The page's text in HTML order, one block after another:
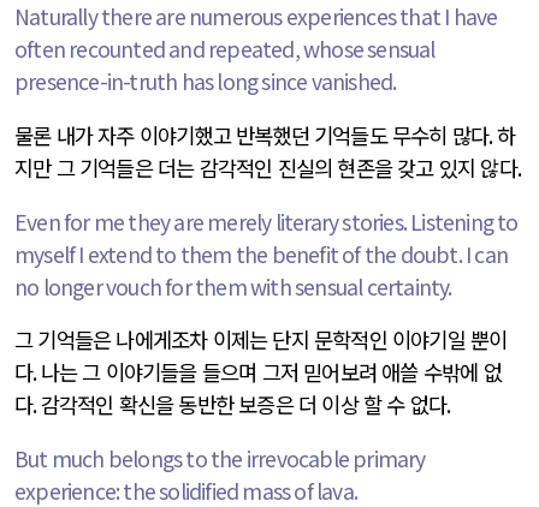
Naturally there are numerous experiences that I have
often recounted and repeated, whose sensual
presence-in-truth has long since vanished.
물론 내가 자주 이야기했고 반복했던 기억들도 무수히 많다.하
지만 그 기억들은 더는 감각적인 진실의 현존을 갖고 있지 않다.
Even for me they are merely literary stories. Listening to
myself I extend to them the benefit of the doubt. I can
no longer vouch for them with sensual certainty.
그 기억들은 나에게조차 이제는 단지 문학적인 이야기일 뿐이
다.나는 그 이야기들을 들으며 그저 믿어보려 애쓸 수밖에 없
다.감각적인 확신을 동반한 보증은 더 이상 할 수 없다.
But much belongs to the irrevocable primary
experience: the solidified mass of lava.